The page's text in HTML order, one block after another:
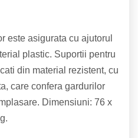
este asigurata cu ajutorul
plastic. Suportii pentru
din material rezistent, cu
care confera gardurilor
Dimensiuni: 76 x